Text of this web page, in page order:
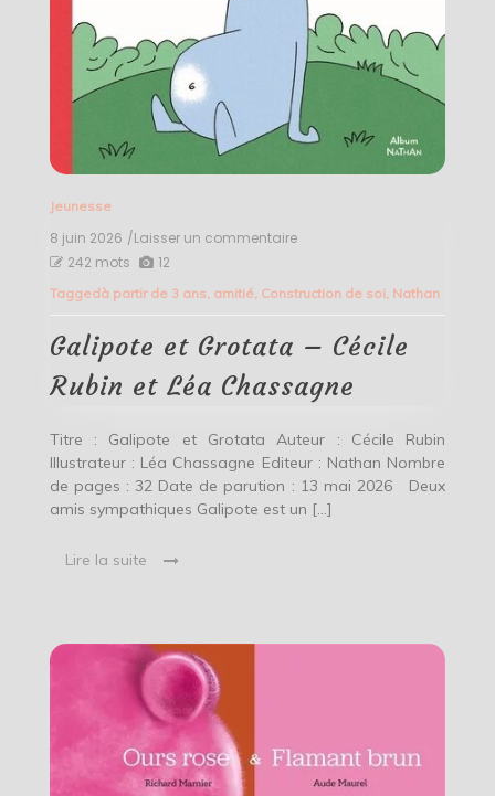
Jeunesse
8 juin 2026 /Laisser un commentaireon
Grotata
Cécile
Rubin
et
Léa
242 mots 12
Taggedà partir de 3 ans, amitié, Construction de soi, Nathan
Galipote et Grotata – Cécile
Rubin et Léa Chassagne
Titre : Galipote et Grotata Auteur : Cécile Rubin
Illustrateur : Léa Chassagne Editeur : Nathan Nombre
de pages : 32 Date de parution : 13 mai 2026 Deux
amis sympathiques Galipote est un […]
Lire la suite